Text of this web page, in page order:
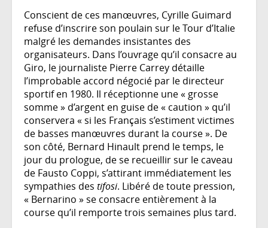
Conscient de ces manœuvres, Cyrille Guimard
refuse d’inscrire son poulain sur le Tour d’Italie
malgré les demandes insistantes des
organisateurs. Dans l’ouvrage qu’il consacre au
Giro, le journaliste Pierre Carrey détaille
l’improbable accord négocié par le directeur
sportif en 1980. Il réceptionne une « grosse
somme » d’argent en guise de « caution » qu’il
conservera « si les Français s’estiment victimes
de basses manœuvres durant la course ». De
son côté, Bernard Hinault prend le temps, le
jour du prologue, de se recueillir sur le caveau
de Fausto Coppi, s’attirant immédiatement les
sympathies des tifosi. Libéré de toute pression,
« Bernarino » se consacre entièrement à la
course qu’il remporte trois semaines plus tard.